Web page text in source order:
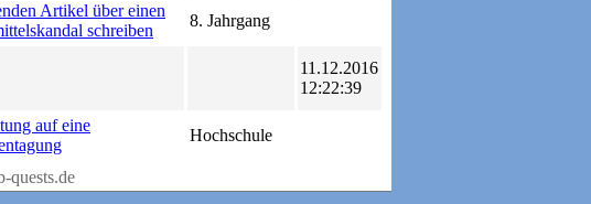
Artikel über einen
schreiben
8. Jahrgang
11.12.2016
12:22:39
auf eine
Hochschule
quests.de